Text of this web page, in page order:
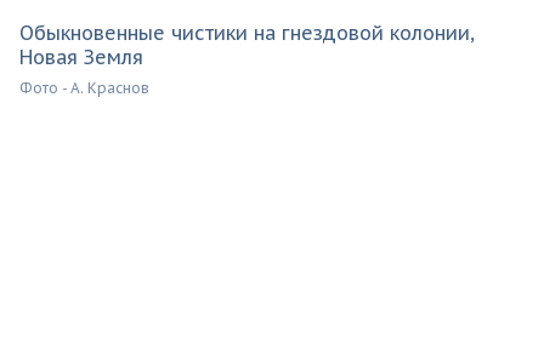
Обыкновенные чистики на гнездовой колонии,
Новая Земля
Фото - А. Краснов